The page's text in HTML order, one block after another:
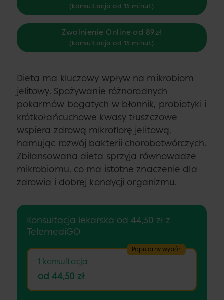
(konsultacja od 15 minut)
Zwolnienie Online od 89zł
(konsultacja od 15 minut)
Dieta ma kluczowy wpływ na mikrobiom
jelitowy. Spożywanie różnorodnych
pokarmów bogatych w błonnik, probiotyki i
krótkołańcuchowe kwasy tłuszczowe
wspiera zdrową mikroflorę jelitową,
hamując rozwój bakterii chorobotwórczych.
Zbilansowana dieta sprzyja równowadze
mikrobiomu, co ma istotne znaczenie dla
zdrowia i dobrej kondycji organizmu.
Konsultacja lekarska od 44,50 zł z
TelemediGO
Popularny wybór
1 konsultacja
od 44,50 zł